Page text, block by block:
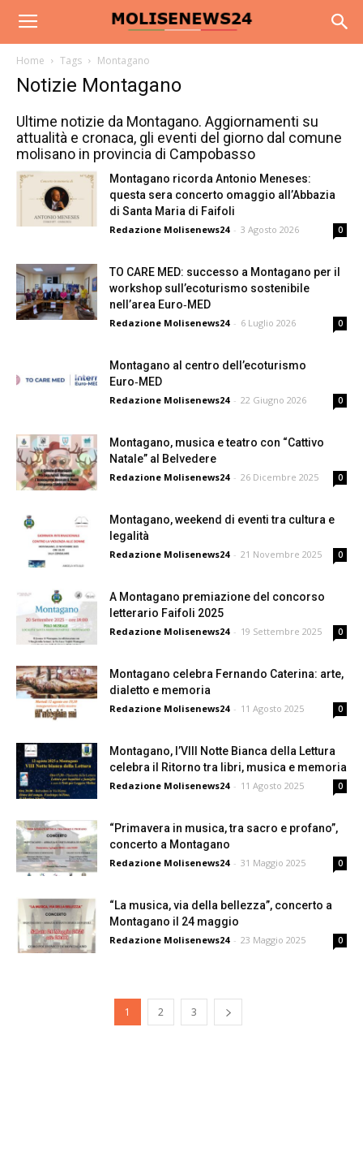
Home Tags Montagano
Notizie Montagano
Ultime notizie da Montagano. Aggiornamenti su
attualità e cronaca, gli eventi del giorno dal comune
molisano in provincia di Campobasso
Montagano ricorda Antonio Meneses:
questa sera concerto omaggio all’Abbazia
di Santa Maria di Faifoli
Redazione Molisenews24 - 3 Agosto 2026 0
TO CARE MED: successo a Montagano per il
workshop sull’ecoturismo sostenibile
nell’area Euro‑MED
Redazione Molisenews24 - 6 Luglio 2026 0
Montagano al centro dell’ecoturismo
Euro‑MED
Redazione Molisenews24 - 22 Giugno 2026 0
Montagano, musica e teatro con “Cattivo
Natale” al Belvedere
Redazione Molisenews24 - 26 Dicembre 2025 0
Montagano, weekend di eventi tra cultura e
legalità
Redazione Molisenews24 - 21 Novembre 2025 0
A Montagano premiazione del concorso
letterario Faifoli 2025
Redazione Molisenews24 - 19 Settembre 2025 0
Montagano celebra Fernando Caterina: arte,
dialetto e memoria
Redazione Molisenews24 - 11 Agosto 2025 0
Montagano, l’VIII Notte Bianca della Lettura
celebra il Ritorno tra libri, musica e memoria
Redazione Molisenews24 - 11 Agosto 2025 0
“Primavera in musica, tra sacro e profano”,
concerto a Montagano
Redazione Molisenews24 - 31 Maggio 2025 0
“La musica, via della bellezza”, concerto a
Montagano il 24 maggio
Redazione Molisenews24 - 23 Maggio 2025 0
1 2 3